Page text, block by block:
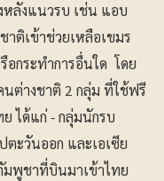
ลังแนวรบ เช่น แอบ
าติเข้าช่วยเหลือเขมร
กระทำการอื่นใด โดย
ต่างชาติ 2 กลุ่ม ที่ใช้ฟรี
ย ได้แก่ - กลุ่มนักรบ
ตะวันออก และเอเซีย
พูชาที่บินมาเข้าไทย